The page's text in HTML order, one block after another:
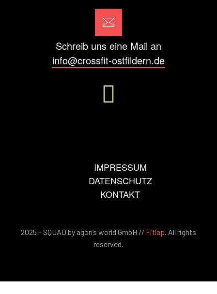
Schreib uns eine Mail an
info@crossfit-ostfildern.de
IMPRESSUM
DATENSCHUTZ
KONTAKT
2025 – SQUAD by agon’s world GmbH // Fitlap. All rights
reserved.